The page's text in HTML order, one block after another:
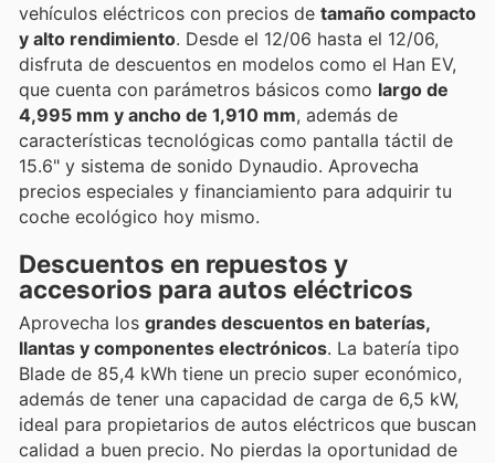
vehículos eléctricos con precios de tamaño compacto
y alto rendimiento. Desde el 12/06 hasta el 12/06,
disfruta de descuentos en modelos como el Han EV,
que cuenta con parámetros básicos como largo de
4,995 mm y ancho de 1,910 mm, además de
características tecnológicas como pantalla táctil de
15.6" y sistema de sonido Dynaudio. Aprovecha
precios especiales y financiamiento para adquirir tu
coche ecológico hoy mismo.
Descuentos en repuestos y
accesorios para autos eléctricos
Aprovecha los grandes descuentos en baterías,
llantas y componentes electrónicos. La batería tipo
Blade de 85,4 kWh tiene un precio super económico,
además de tener una capacidad de carga de 6,5 kW,
ideal para propietarios de autos eléctricos que buscan
calidad a buen precio. No pierdas la oportunidad de